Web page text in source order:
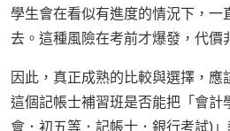
學生會在看似有進度的情況下，一
去。這種風險在考前才爆發，代價
因此，真正成熟的比較與選擇，應
這個記帳士補習班是否能把「會計
會．初五等．記帳士．銀行考試)